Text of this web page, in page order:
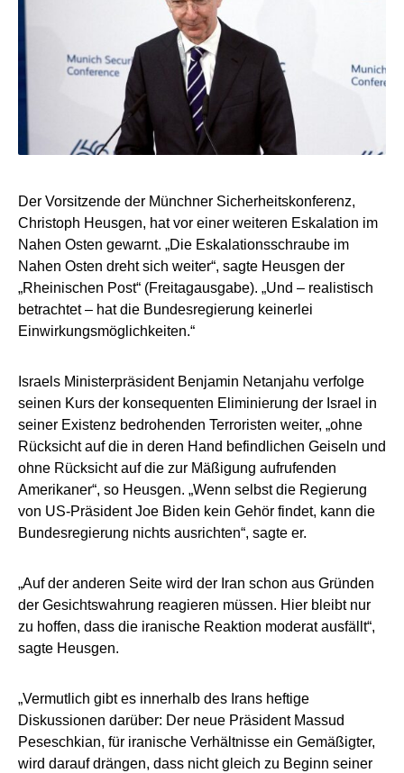
Der Vorsitzende der Münchner Sicherheitskonferenz,
Christoph Heusgen, hat vor einer weiteren Eskalation im
Nahen Osten gewarnt. „Die Eskalationsschraube im
Nahen Osten dreht sich weiter“, sagte Heusgen der
„Rheinischen Post“ (Freitagausgabe). „Und – realistisch
betrachtet – hat die Bundesregierung keinerlei
Einwirkungsmöglichkeiten.“
Israels Ministerpräsident Benjamin Netanjahu verfolge
seinen Kurs der konsequenten Eliminierung der Israel in
seiner Existenz bedrohenden Terroristen weiter, „ohne
Rücksicht auf die in deren Hand befindlichen Geiseln und
ohne Rücksicht auf die zur Mäßigung aufrufenden
Amerikaner“, so Heusgen. „Wenn selbst die Regierung
von US-Präsident Joe Biden kein Gehör findet, kann die
Bundesregierung nichts ausrichten“, sagte er.
„Auf der anderen Seite wird der Iran schon aus Gründen
der Gesichtswahrung reagieren müssen. Hier bleibt nur
zu hoffen, dass die iranische Reaktion moderat ausfällt“,
sagte Heusgen.
„Vermutlich gibt es innerhalb des Irans heftige
Diskussionen darüber: Der neue Präsident Massud
Peseschkian, für iranische Verhältnisse ein Gemäßigter,
wird darauf drängen, dass nicht gleich zu Beginn seiner